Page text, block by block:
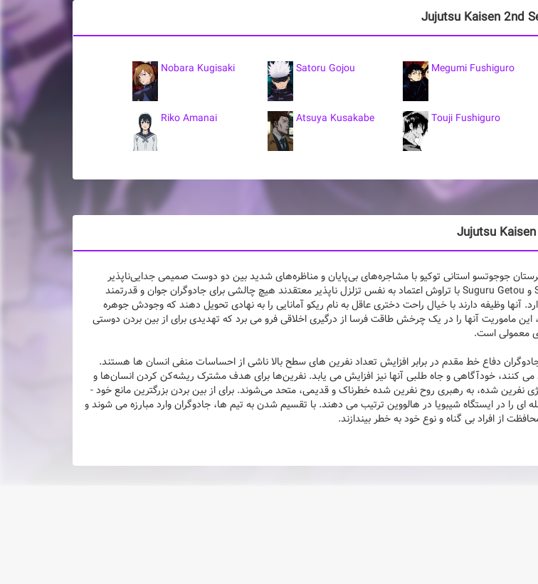
Megumi Fushiguro
Satoru Gojou
Nobara Kugisaki
Touji Fushiguro
Atsuya Kusakabe
Riko Amanai
دبیرستان جوجوتسو استانی توکیو با مشاجره‌های بی‌پایان و مناظره‌های شدید بین دو دوست صمیمی جدایی‌ناپذیر
طنین‌انداز می‌شود. Satoru Gojou و Suguru Getou با تراوش اعتماد به نفس تزلزل ناپذیر معتقدند هیچ چالشی برای جادوگران جوان و قدرتمند
آنها وظیفه دارند با خیال راحت دختری عاقل به نام ریکو آمانایی را به نهادی تحویل دهند که وجودش جوهره
ماموریت آنها را در یک چرخش طاقت فرسا از درگیری اخلاقی فرو می برد که تهدیدی برای از بین بردن دوستی
معمولی است.
دفاع خط مقدم در برابر افزایش تعداد نفرین های سطح بالا ناشی از احساسات منفی انسان ها هستند.
کنند، خودآگاهی و جاه طلبی آنها نیز افزایش می یابد. نفرین‌ها برای هدف مشترک ریشه‌کن کردن انسان‌ها و
نفرین شده، به رهبری روح نفرین شده خطرناک و قدیمی، متحد می‌شوند. برای از بین بردن بزرگترین مانع خود -
ای را در ایستگاه شیبویا در هالووین ترتیب می دهند. با تقسیم شدن به تیم ها، جادوگران وارد مبارزه می شوند و
از افراد بی گناه و نوع خود به خطر بیندازند.